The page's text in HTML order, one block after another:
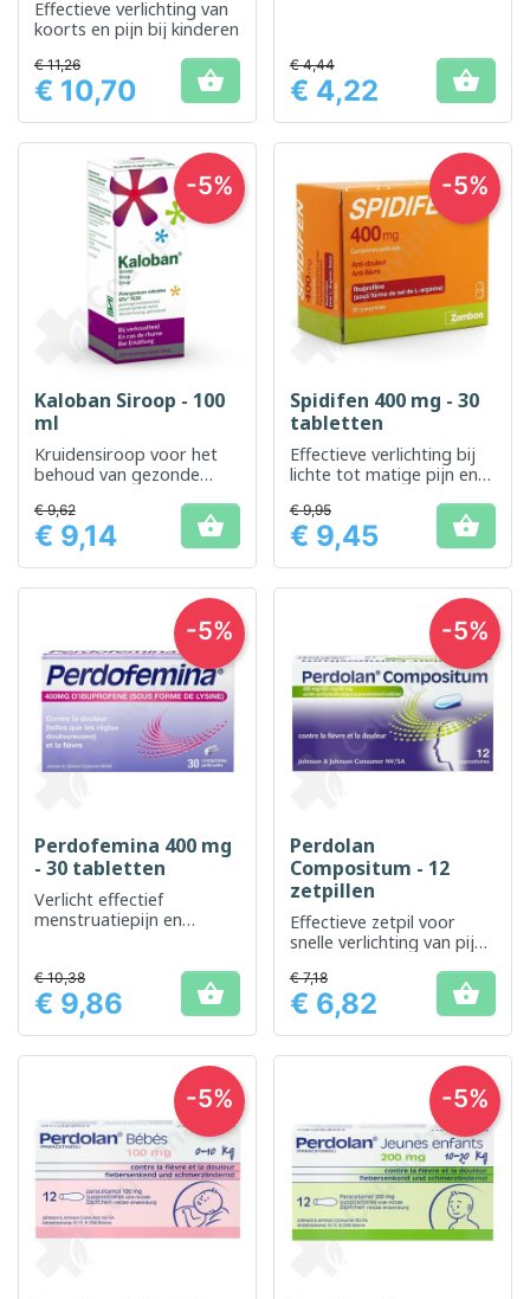
Effectieve verlichting van
koorts en pijn bij kinderen
Prijs
€ 11,26
€ 10,70  Prijs
€ 4,44
€ 4,22 
Kaloban Siroop - 100
ml
Kruidensiroop voor het
behoud van gezonde
Prijs
€ 9,62
€ 9,14 
-5%
Spidifen 400 mg - 30
tabletten
Effectieve verlichting bij
lichte tot matige pijn en
Prijs
€ 9,95
€ 9,45 
-5%
Perdofemina 400 mg
- 30 tabletten
Verlicht effectief
menstruatiepijn en
Prijs
€ 10,38
€ 9,86 
-5%
Perdolan
Compositum - 12
zetpillen
Effectieve zetpil voor
snelle verlichting van pijn
Prijs
€ 7,18
€ 6,82 
-5%
-5% -5%